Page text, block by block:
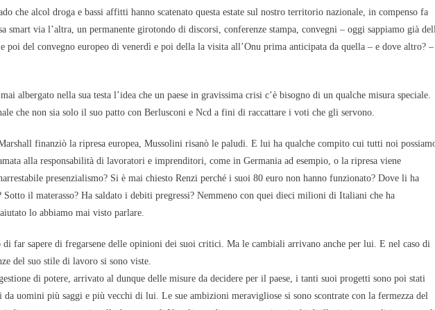
che alcol droga e bassi affitti hanno scatenato questa estate sul nostro territorio nazionale, in compenso fa
smart via l’altra, un permanente girotondo di discorsi, conferenze stampa, convegni – oggi sappiamo già
poi del convegno europeo di venerdì e poi della la visita all’Onu prima anticipata da quella – e dove altro? –
albergato nella sua testa l’idea che un paese in gravissima crisi c’è bisogno di un qualche misura speciale.
che non sia solo il suo patto con Berlusconi e Ncd a fini di raccattare i voti che gli servono.
finanziò la ripresa europea, Mussolini risanò le paludi. E lui ha qualche compito cui tutti noi
alla responsabilità di lavoratori e imprenditori, come in Germania ad esempio, o la ripresa viene
presenzialismo? Si è mai chiesto Renzi perché i suoi 80 euro non hanno funzionato? Dove li ha
Sotto il materasso? Ha saldato i debiti pregressi? Nemmeno con quei dieci milioni di Italiani che ha
lo abbiamo mai visto parlare.
far sapere di fregarsene delle opinioni dei suoi critici. Ma le cambiali arrivano anche per lui. E nel caso di
del suo stile di lavoro si sono viste.
di potere, arrivato al dunque delle misure da decidere per il paese, i tanti suoi progetti sono poi stati
uomini più saggi e più vecchi di lui. Le sue ambizioni meravigliose si sono scontrate con la fermezza del